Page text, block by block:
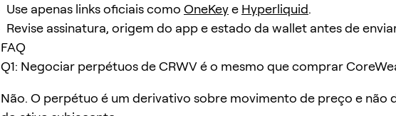
Use apenas links oficiais como OneKeye Hyperliquid.
Revise assinatura, origem do app e estado da wallet antes de
FAQ
Q1: Negociar perpétuos de CRWV é o mesmo que comprar
Não. O perpétuo é um derivativo sobre movimento de preço e não